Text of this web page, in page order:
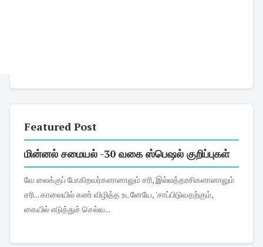
Featured Post
மின்னல் சமையல் -30 வகை ஸ்பெஷல் குறிப்புகள்
வே லைக்குப் போகிறவர்களானாலும் சரி, இல்லத்தரசிகளானாலும்
சரி... காலையில் கண் விழித்த உடனேயே, 'சாப்பிடுவதற்கும்,
கையில் எடுத்துச் செல்வ...